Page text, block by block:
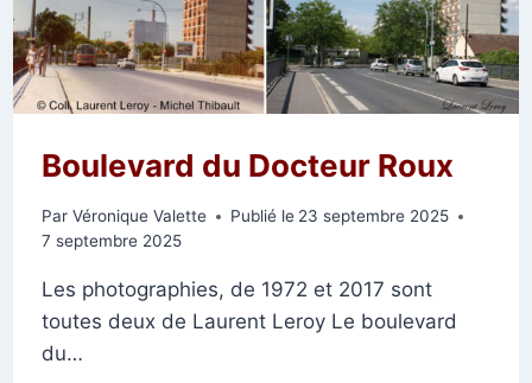
Boulevard du Docteur Roux
Par Véronique Valette Publié le 23 septembre 2025
7 septembre 2025
Les photographies, de 1972 et 2017 sont
toutes deux de Laurent Leroy Le boulevard
du…